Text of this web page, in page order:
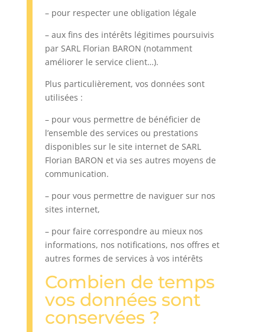
– pour respecter une obligation légale
– aux fins des intérêts légitimes poursuivis
par SARL Florian BARON (notamment
améliorer le service client…).
Plus particulièrement, vos données sont
utilisées :
– pour vous permettre de bénéficier de
l’ensemble des services ou prestations
disponibles sur le site internet de SARL
Florian BARON et via ses autres moyens de
communication.
– pour vous permettre de naviguer sur nos
sites internet,
– pour faire correspondre au mieux nos
informations, nos notifications, nos offres et
autres formes de services à vos intérêts
Combien de temps
vos données sont
conservées ?